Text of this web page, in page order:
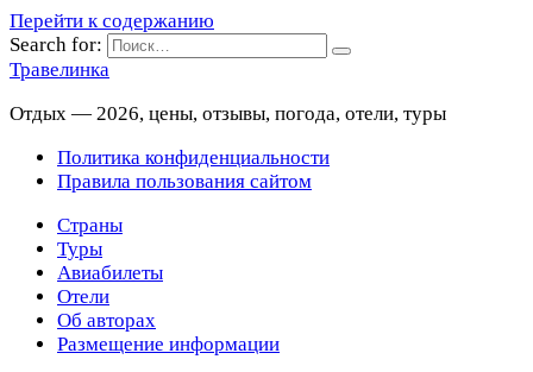
Перейти к содержанию
Search for:
Травелинка
Отдых — 2026, цены, отзывы, погода, отели, туры
Политика конфиденциальности
Правила пользования сайтом
Страны
Туры
Авиабилеты
Отели
Об авторах
Размещение информации